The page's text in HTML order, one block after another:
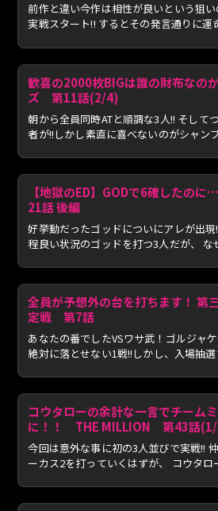
前作と違い今作は相性が良いという狙
実戦スタート!! するとその発言通りに運
歓喜の2000枚BIGは誰の財布なの
ズ 第11話(2/4)
朝から全員同時ATと順調な3人!! そして
者が!!しかし素直に喜べないのがシャン
【地獄のED】GODで6確したの
21話 後編
好挙動だったゴッドについにアレが出
程良い状況のゴッドを打つ3人だが、
全員が予想外の台を打ちます！ 第
定戦 第7話
あなたの番でしたVSワサ武！ゴルジャケ
絶対に落とせない1戦!!しかし、入場抽
コウタローの余計な一言でチーム
に！！ THE MILLION 第43話
今回は意外な事に初の3人並びで実戦!!
ーカス2を打っていくはずが、 コウタロ